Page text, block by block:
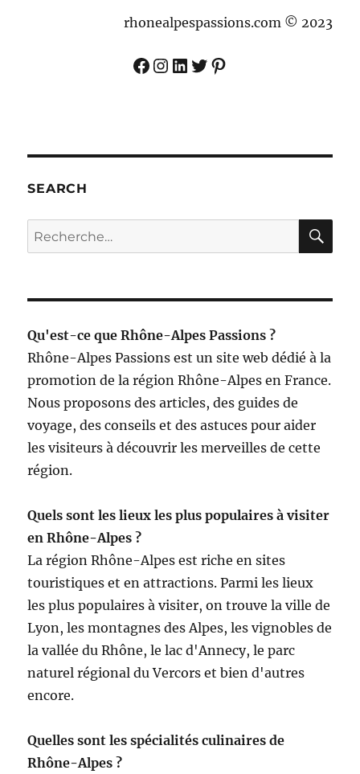
rhonealpespassions.com © 2023
Facebook InstagramLinkedIn Twitter Pinterest
SEARCH
Recherche
pour :
Qu'est-ce que Rhône-Alpes Passions ?
Rhône-Alpes Passions est un site web dédié à la
promotion de la région Rhône-Alpes en France.
Nous proposons des articles, des guides de
voyage, des conseils et des astuces pour aider
les visiteurs à découvrir les merveilles de cette
région.
Quels sont les lieux les plus populaires à visiter
en Rhône-Alpes ?
La région Rhône-Alpes est riche en sites
touristiques et en attractions. Parmi les lieux
les plus populaires à visiter, on trouve la ville de
Lyon, les montagnes des Alpes, les vignobles de
la vallée du Rhône, le lac d'Annecy, le parc
naturel régional du Vercors et bien d'autres
encore.
Quelles sont les spécialités culinaires de
Rhône-Alpes ?